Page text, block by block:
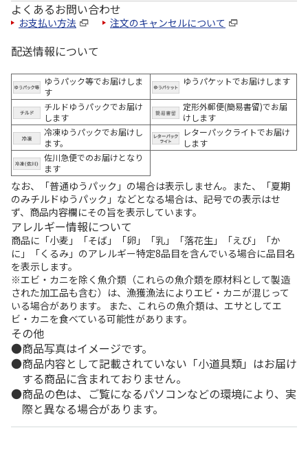
よくあるお問い合わせ
お支払い方法 注文のキャンセルについて
配送情報について
ゆうパック等でお届けしま
す
ゆうパケットでお届けします
チルドゆうパックでお届け
します
定形外郵便(簡易書留)でお届
けします
冷凍ゆうパックでお届けし
ます。
レターパックライトでお届け
します
佐川急便でのお届けとなり
ます
なお、「普通ゆうパック」の場合は表示しません。また、「夏期
のみチルドゆうパック」などとなる場合は、記号での表示はせ
ず、商品内容欄にその旨を表示しています。
アレルギー情報について
商品に「小麦」「そば」「卵」「乳」「落花生」「えび」「か
に」「くるみ」のアレルギー特定8品目を含んでいる場合に品目名
を表示します。
※エビ・カニを除く魚介類（これらの魚介類を原材料として製造
された加工品も含む）は、漁獲漁法によりエビ・カニが混じって
いる場合があります。 また、これらの魚介類は、エサとしてエ
ビ・カニを食べている可能性があります。
その他
商品写真はイメージです。
商品内容として記載されていない「小道具類」はお届け
する商品に含まれておりません。
商品の色は、ご覧になるパソコンなどの環境により、実
際と異なる場合があります。